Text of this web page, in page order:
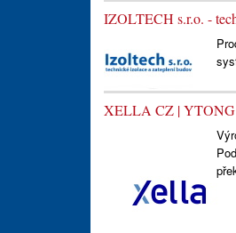
IZOLTECH s.r.o. -
XELLA CZ | YTONG